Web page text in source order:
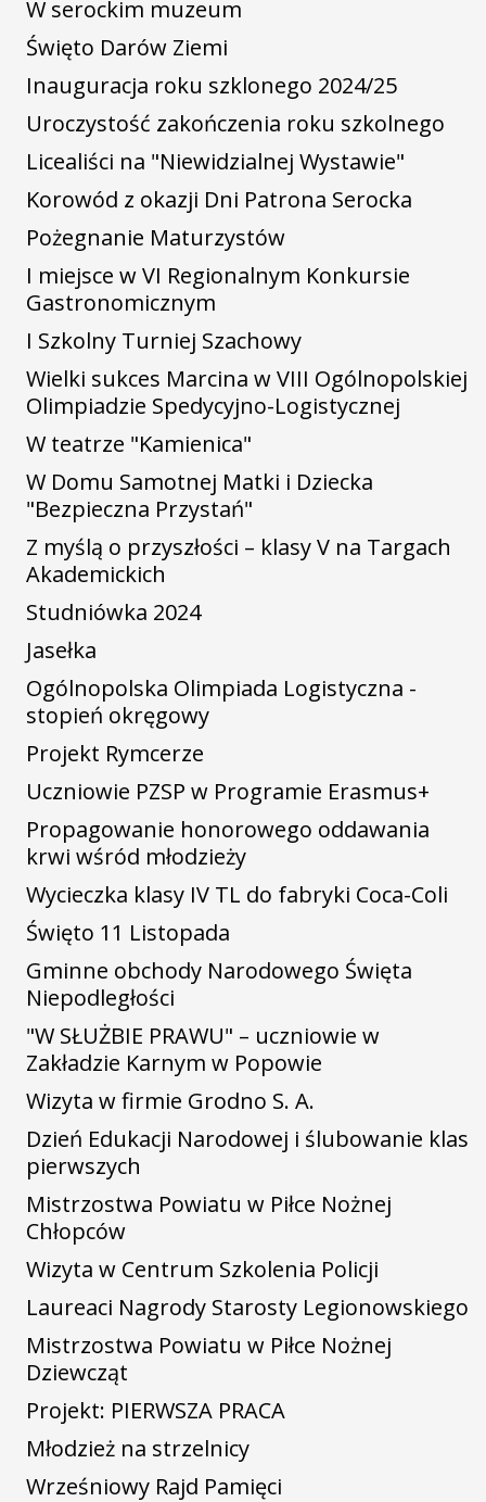
W serockim muzeum
Święto Darów Ziemi
Inauguracja roku szklonego 2024/25
Uroczystość zakończenia roku szkolnego
Licealiści na "Niewidzialnej Wystawie"
Korowód z okazji Dni Patrona Serocka
Pożegnanie Maturzystów
I miejsce w VI Regionalnym Konkursie
Gastronomicznym
I Szkolny Turniej Szachowy
Wielki sukces Marcina w VIII Ogólnopolskiej
Olimpiadzie Spedycyjno-Logistycznej
W teatrze "Kamienica"
W Domu Samotnej Matki i Dziecka
"Bezpieczna Przystań"
Z myślą o przyszłości – klasy V na Targach
Akademickich
Studniówka 2024
Jasełka
Ogólnopolska Olimpiada Logistyczna -
stopień okręgowy
Projekt Rymcerze
Uczniowie PZSP w Programie Erasmus+
Propagowanie honorowego oddawania
krwi wśród młodzieży
Wycieczka klasy IV TL do fabryki Coca-Coli
Święto 11 Listopada
Gminne obchody Narodowego Święta
Niepodległości
"W SŁUŻBIE PRAWU" – uczniowie w
Zakładzie Karnym w Popowie
Wizyta w firmie Grodno S. A.
Dzień Edukacji Narodowej i ślubowanie klas
pierwszych
Mistrzostwa Powiatu w Piłce Nożnej
Chłopców
Wizyta w Centrum Szkolenia Policji
Laureaci Nagrody Starosty Legionowskiego
Mistrzostwa Powiatu w Piłce Nożnej
Dziewcząt
Projekt: PIERWSZA PRACA
Młodzież na strzelnicy
Wrześniowy Rajd Pamięci